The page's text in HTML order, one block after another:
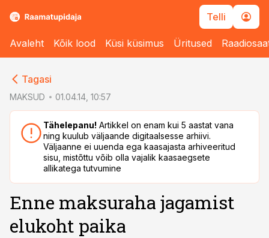
Telli
Avaleht Kõik lood Küsi küsimus Üritused
Tagasi
MAKSUD 01.04.14, 10:57
Tähelepanu! Artikkel on enam kui 5 aastat vana
ning kuulub väljaande digitaalsesse arhiivi.
Väljaanne ei uuenda ega kaasajasta arhiveeritud
sisu, mistõttu võib olla vajalik kaasaegsete
allikatega tutvumine
Enne maksuraha jagamist
elukoht paika